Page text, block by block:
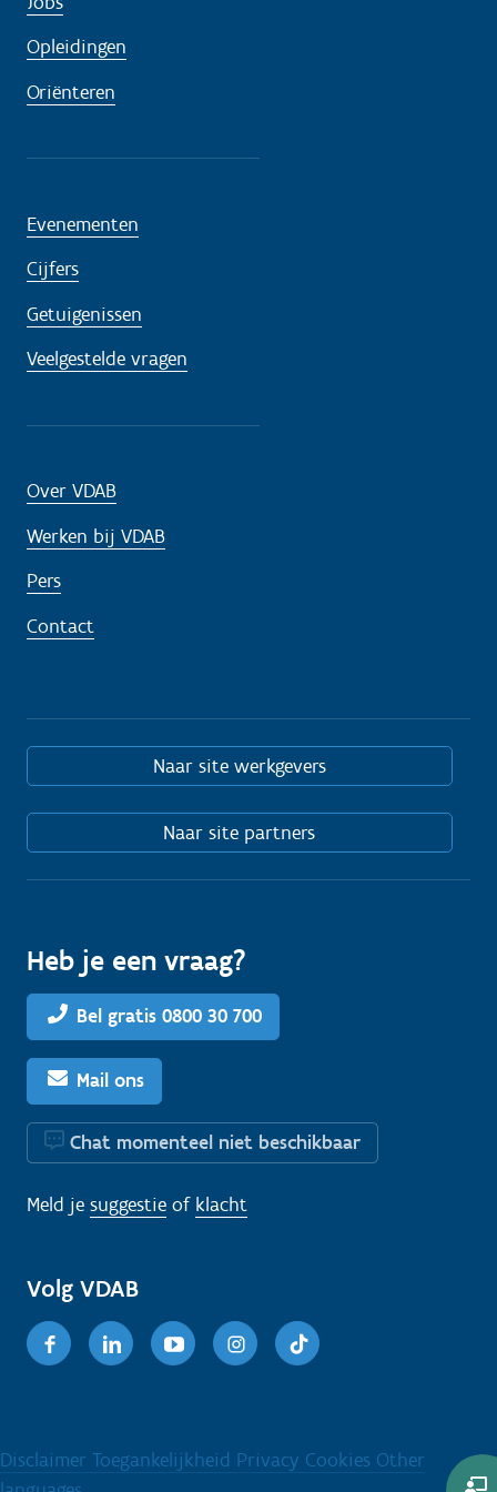
Opleidingen
Oriënteren
Evenementen
Cijfers
Getuigenissen
Veelgestelde vragen
Over VDAB
Werken bij VDAB
Pers
Contact
Naar site werkgevers
Naar site partners
Heb je een vraag?
Bel gratis 0800 30 700
Mail ons
Chat momenteel niet beschikbaar
Meld je suggestie of klacht
Volg VDAB
FacebookLinkedinYoutubeInstagram
Disclaimer Toegankelijkheid Privacy Cookies Other